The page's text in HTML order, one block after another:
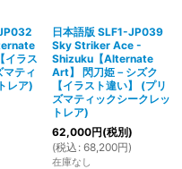
イラス
マティ
レア)
日本語版 SLF1-JP039
Sky Striker Ace -
Shizuku【Alternate
Art】 閃刀姫－シズク
【イラスト違い】 (プリ
ズマティックシークレッ
トレア)
62,000円(税別)
(税込 : 68,200円)
在庫なし